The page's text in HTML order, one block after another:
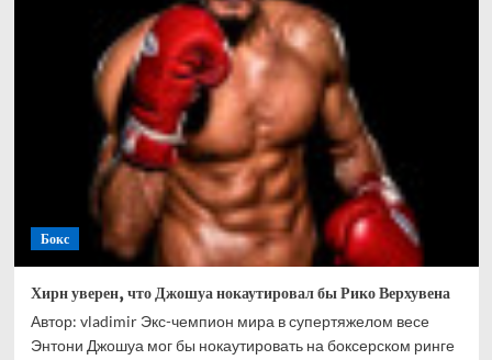
завоевал
титул
чемпиона
WBO
в
весе
до
72,6
Бокс
Хирн уверен, что Джошуа нокаутировал бы Рико Верхувена
Автор: vladimir Экс-чемпион мира в супертяжелом весе
Энтони Джошуа мог бы нокаутировать на боксерском ринге